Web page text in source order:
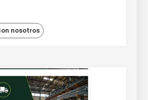
nosotros